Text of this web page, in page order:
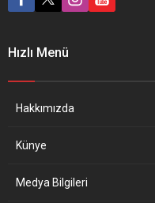
açıklamaya göre,
ajans, Avrupa İltica Destek
Hızlı Menü
Hakkımızda
Künye
Medya Bilgileri